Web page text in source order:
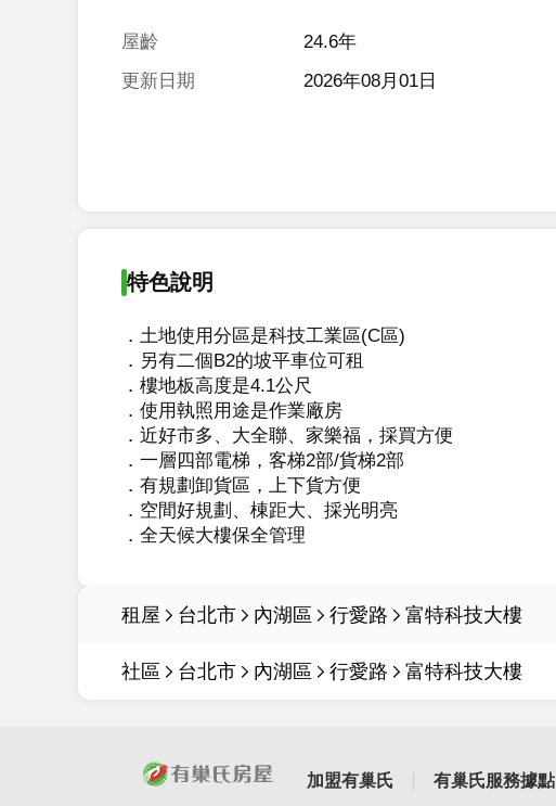
屋齡 24.6年
更新日期
2026年08月01日
特色說明
．土地使用分區是科技工業區(C區)
．另有二個B2的坡平車位可租
．樓地板高度是4.1公尺
．使用執照用途是作業廠房
．近好市多、大全聯、家樂福，採買方便
．一層四部電梯，客梯2部/貨梯2部
．有規劃卸貨區，上下貨方便
．空間好規劃、棟距大、採光明亮
．全天候大樓保全管理
租屋 台北市 內湖區 行愛路 富特科技大樓
社區 台北市 內湖區 行愛路 富特科技大樓
加盟有巢氏 有巢氏服務據點